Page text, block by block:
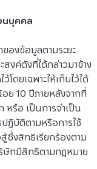
นบุคคล
องข้อมูลตามระยะ
สงค์ดังที่ได้กล่าวมาข้าง
ดยเฉพาะให้เก็บไว้ได้
ย 10 ปีภายหลังจากที่
รือ เป็นการจำเป็น
ฏิบัติตามหรือการใช้
ซึ่งสิทธิเรียกร้องตาม
ษัทมีสิทธิตามกฎหมาย